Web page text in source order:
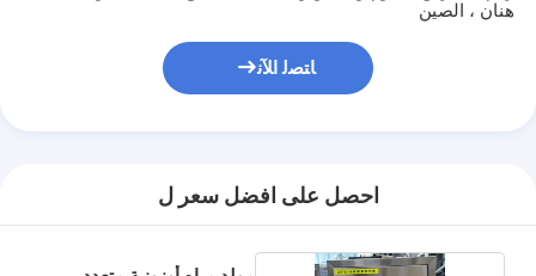
هنان ، الصين
ﺎﺘﺼﻟ ﺍﻶﻧ
احصل على افضل سعر ل